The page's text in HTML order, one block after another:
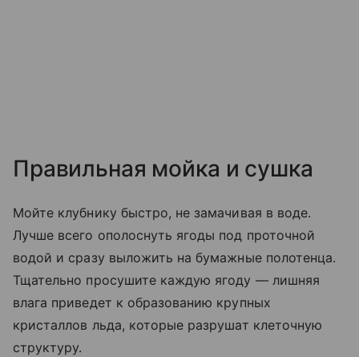
Правильная мойка и сушка
Мойте клубнику быстро, не замачивая в воде.
Лучше всего ополоснуть ягоды под проточной
водой и сразу выложить на бумажные полотенца.
Тщательно просушите каждую ягоду — лишняя
влага приведет к образованию крупных
кристаллов льда, которые разрушат клеточную
структуру.